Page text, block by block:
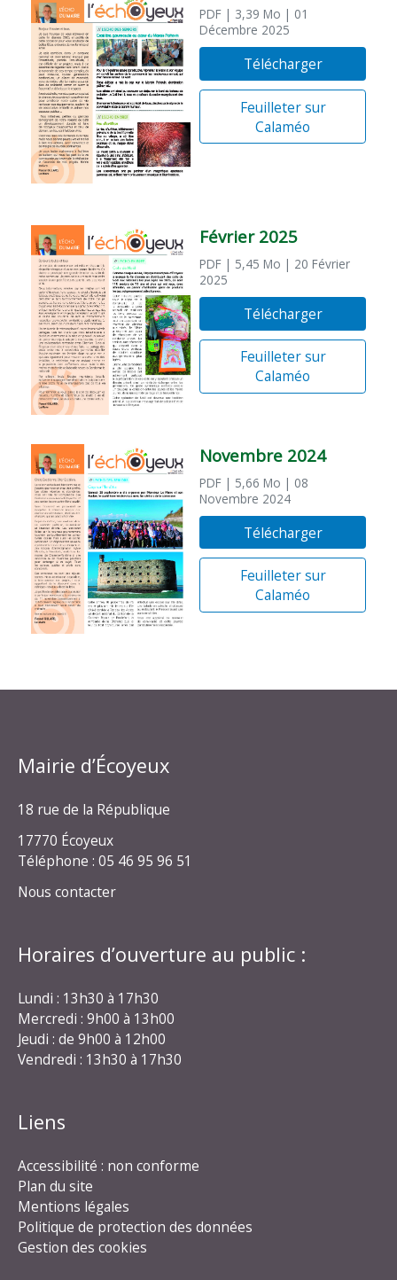
PDF | 3,39 Mo | 01
Décembre 2025
Télécharger
Feuilleter sur
Calaméo
Février 2025
PDF | 5,45 Mo | 20 Février
2025
Télécharger
Feuilleter sur
Calaméo
Novembre 2024
PDF | 5,66 Mo | 08
Novembre 2024
Télécharger
Feuilleter sur
Calaméo
Mairie d’Écoyeux
18 rue de la République
17770 Écoyeux
Téléphone : 05 46 95 96 51
Nous contacter
Horaires d’ouverture au public :
Lundi : 13h30 à 17h30
Mercredi : 9h00 à 13h00
Jeudi : de 9h00 à 12h00
Vendredi : 13h30 à 17h30
Liens
Accessibilité : non conforme
Plan du site
Mentions légales
Politique de protection des données
Gestion des cookies